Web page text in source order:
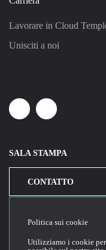
Lavorare in Cloud
Unisciti a noi
LinkedinYoutube
SALA STAMPA
CONTATTO
Politica sui cookie
Utilizziamo i cookie